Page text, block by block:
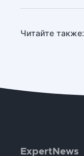
Читайте также:
ExpertNews